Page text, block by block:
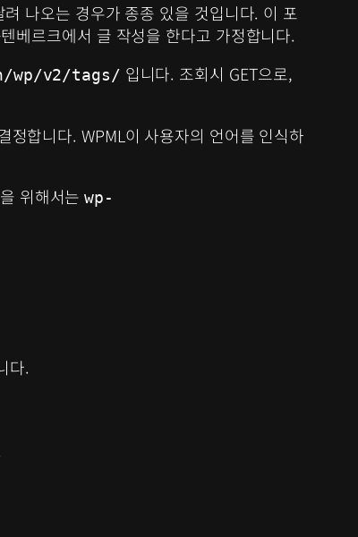
나오는 경우가 종종 있을 것입니다. 이 포
베르크에서 글 작성을 한다고 가정합니다.
wp/v2/tags/ 입니다. 조회시 GET으로,
합니다. WPML이 사용자의 언어를 인식하
위해서는wp-
다.